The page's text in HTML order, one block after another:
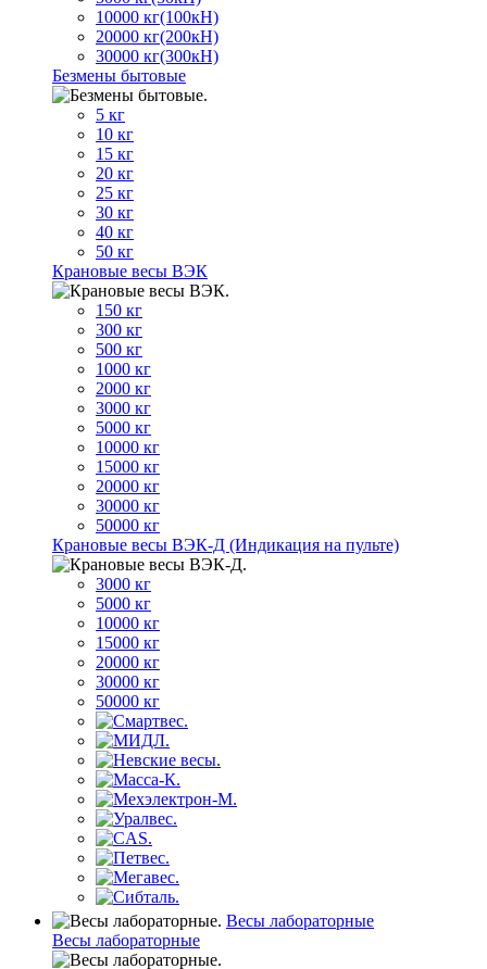
10000 кг(100кН)
20000 кг(200кН)
30000 кг(300кН)
Безмены бытовые
5 кг
10 кг
15 кг
20 кг
25 кг
30 кг
40 кг
50 кг
Крановые весы ВЭК
150 кг
300 кг
500 кг
1000 кг
2000 кг
3000 кг
5000 кг
10000 кг
15000 кг
20000 кг
30000 кг
50000 кг
Крановые весы ВЭК-Д (Индикация на пульте)
3000 кг
5000 кг
10000 кг
15000 кг
20000 кг
30000 кг
50000 кг
Весы лабораторные
Весы лабораторные